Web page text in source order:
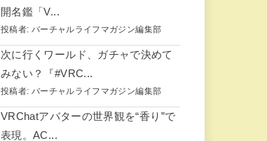
開名鑑「V...
投稿者: バーチャルライフマガジン編集部
次に行くワールド、ガチャで決めて
みない？『#VRC...
投稿者: バーチャルライフマガジン編集部
VRChatアバターの世界観を“香り”で
表現。AC...